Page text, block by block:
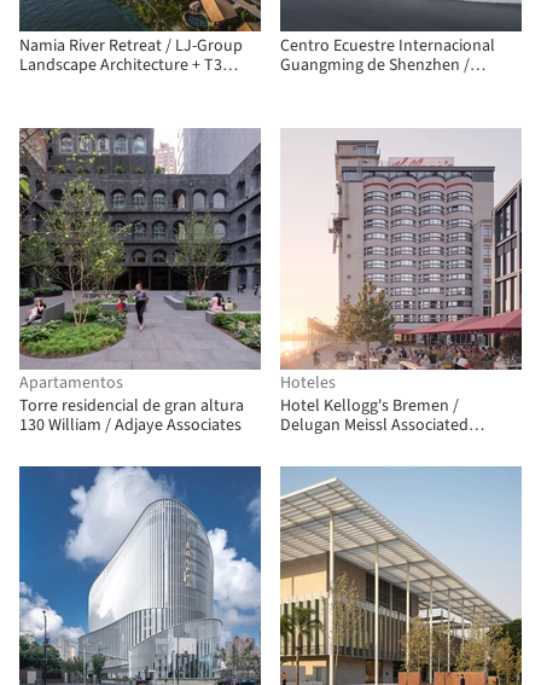
Namia River Retreat / LJ-Group
Landscape Architecture + T3
Centro Ecuestre Internacional
Guangming de Shenzhen /
Apartamentos
Torre residencial de gran altura
130 William / Adjaye Associates
Hoteles
Hotel Kellogg's Bremen /
Delugan Meissl Associated